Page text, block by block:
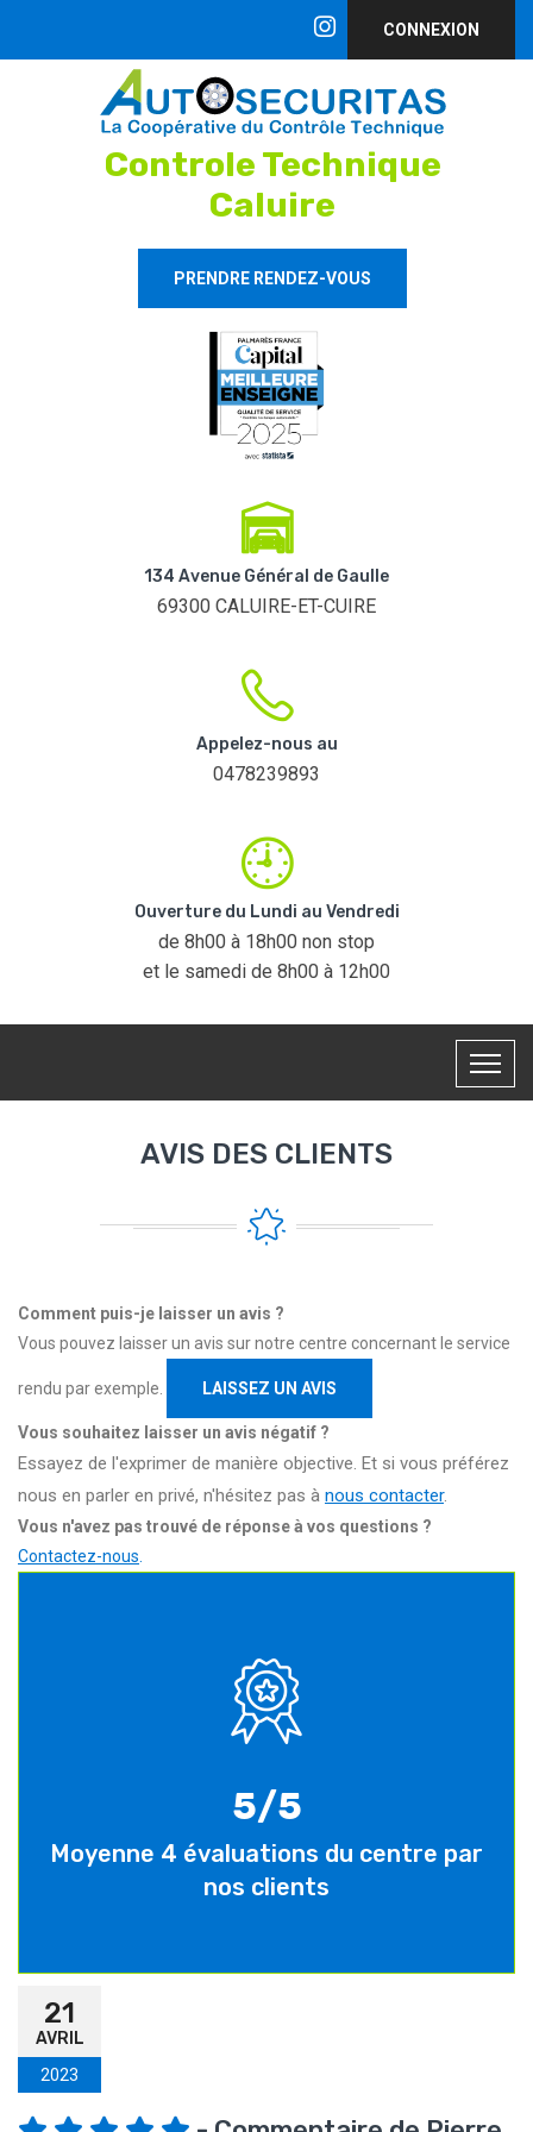
CONNEXION
Controle Technique
Caluire
PRENDRE RENDEZ-VOUS
134 Avenue Général de Gaulle
69300 CALUIRE-ET-CUIRE
Appelez-nous au
0478239893
Ouverture du Lundi au Vendredi
de 8h00 à 18h00 non stop
et le samedi de 8h00 à 12h00
AVIS DES CLIENTS
Comment puis-je laisser un avis ?
Vous pouvez laisser un avis sur notre centre concernant le service
rendu par exemple. LAISSEZ UN AVIS
Vous souhaitez laisser un avis négatif ?
Essayez de l'exprimer de manière objective. Et si vous préférez
nous en parler en privé, n'hésitez pas à nous contacter.
Vous n'avez pas trouvé de réponse à vos questions ?
Contactez-nous
5/5
Moyenne 4 évaluations du centre par
nos clients
21
AVRIL
2023